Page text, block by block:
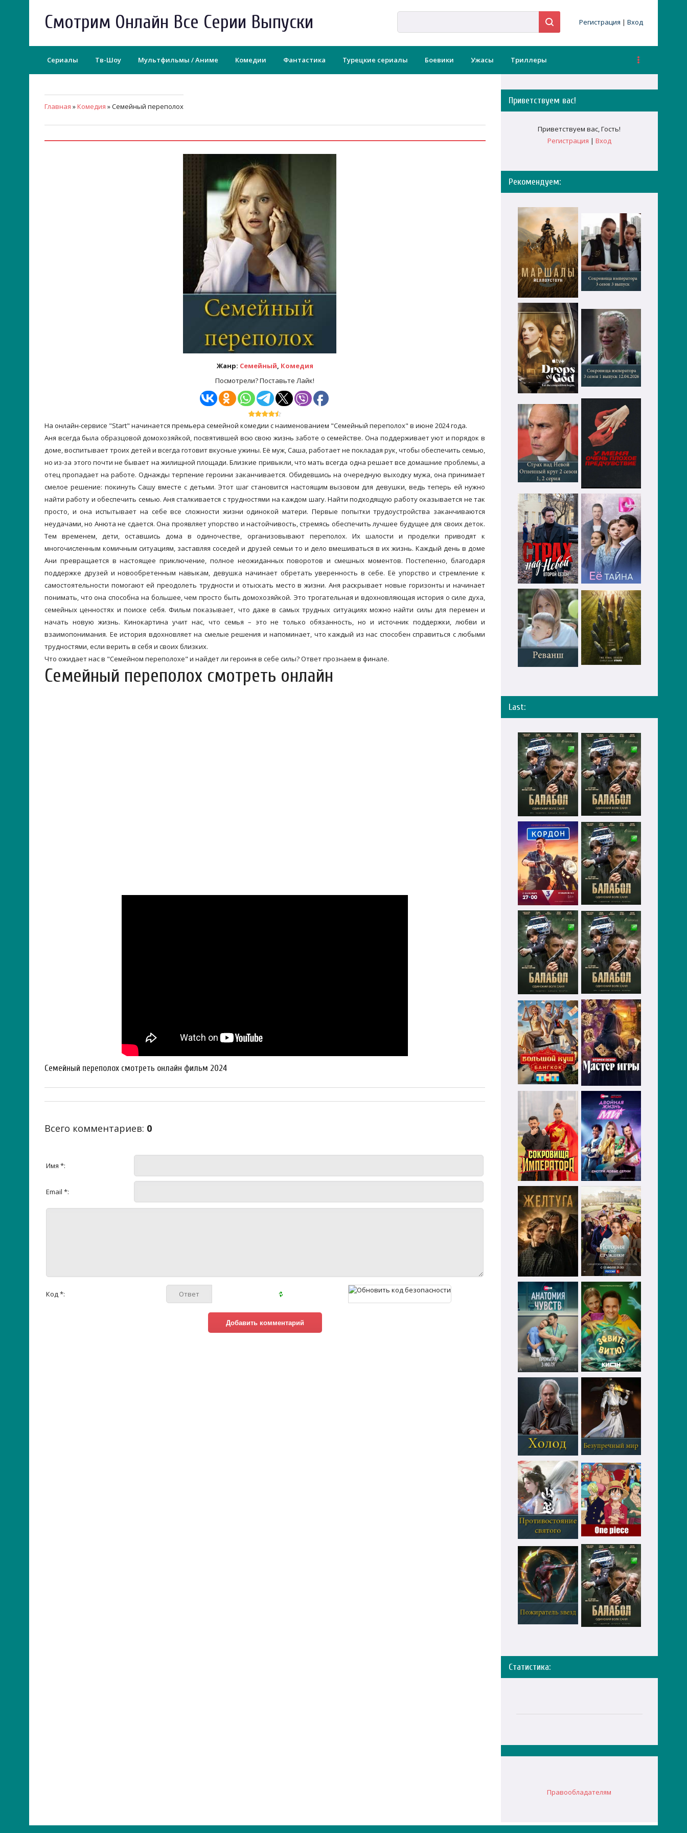
Смотрим Онлайн Все Серии Выпуски Регистрация | Вход
Сериалы Тв-Шоу Мультфильмы / Аниме Комедии Фантастика Турецкие сериалы Боевики Ужасы Триллеры
Главная »Комедия » Семейный переполох
Жанр: Семейный, Комедия
Посмотрели? Поставьте Лайк!
На онлайн-сервисе "Start" начинается премьера семейной комедии с наименованием "Семейный переполох" в июне 2024 года.
Аня всегда была образцовой домохозяйкой, посвятившей всю свою жизнь заботе о семействе. Она поддерживает уют и порядок в
доме, воспитывает троих детей и всегда готовит вкусные ужины. Её муж, Саша, работает не покладая рук, чтобы обеспечить семью,
но из-за этого почти не бывает на жилищной площади. Близкие привыкли, что мать всегда одна решает все домашние проблемы, а
отец пропадает на работе. Однажды терпение героини заканчивается. Обидевшись на очередную выходку мужа, она принимает
смелое решение: покинуть Сашу вместе с детьми. Этот шаг становится настоящим вызовом для девушки, ведь теперь ей нужно
найти работу и обеспечить семью. Аня сталкивается с трудностями на каждом шагу. Найти подходящую работу оказывается не так
просто, и она испытывает на себе все сложности жизни одинокой матери. Первые попытки трудоустройства заканчиваются
неудачами, но Анюта не сдается. Она проявляет упорство и настойчивость, стремясь обеспечить лучшее будущее для своих деток.
Тем временем, дети, оставшись дома в одиночестве, организовывают переполох. Их шалости и проделки приводят к
многочисленным комичным ситуациям, заставляя соседей и друзей семьи то и дело вмешиваться в их жизнь. Каждый день в доме
Ани превращается в настоящее приключение, полное неожиданных поворотов и смешных моментов. Постепенно, благодаря
поддержке друзей и новообретенным навыкам, девушка начинает обретать уверенность в себе. Её упорство и стремление к
самостоятельности помогают ей преодолеть трудности и отыскать место в жизни. Аня раскрывает новые горизонты и начинает
понимать, что она способна на большее, чем просто быть домохозяйкой. Это трогательная и вдохновляющая история о силе духа,
семейных ценностях и поиске себя. Фильм показывает, что даже в самых трудных ситуациях можно найти силы для перемен и
начать новую жизнь. Кинокартина учит нас, что семья – это не только обязанность, но и источник поддержки, любви и
взаимопонимания. Ее история вдохновляет на смелые решения и напоминает, что каждый из нас способен справиться с любыми
трудностями, если верить в себя и своих близких.
Что ожидает нас в "Семейном переполохе" и найдет ли героиня в себе силы? Ответ прознаем в финале.
Семейный переполох смотреть онлайн
Семейный переполох смотреть онлайн фильм 2024
Всего комментариев: 0
Имя *:
Email *:
Код *:
Приветствуем вас!
Приветствуем вас,Гость!
Регистрация | Вход
Рекомендуем:
Last:
Статистика:
Правообладателям